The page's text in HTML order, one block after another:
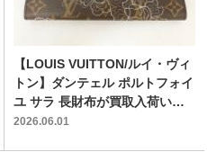
【LOUIS VUITTON/ルイ・ヴィ
トン】ダンテェル ポルトフォイ
ユ サラ 長財布が買取入荷いた
しました！【ブランド品買取強
2026.06.01